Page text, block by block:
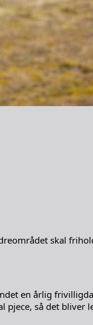
skal
en årlig
så det bliver